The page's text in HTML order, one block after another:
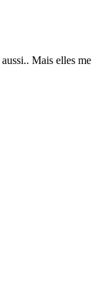
Mais elles me